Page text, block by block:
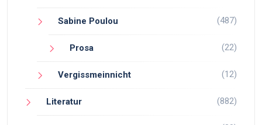
Sabine Poulou (487)
Prosa (22)
Vergissmeinnicht (12)
Literatur (882)